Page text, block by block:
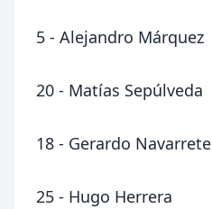
5 - Alejandro Márquez
20 - Matías Sepúlveda
18 - Gerardo Navarrete
25 - Hugo Herrera